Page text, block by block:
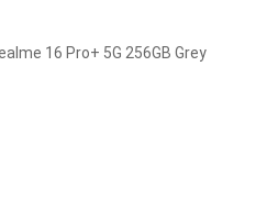
16 Pro+ 5G 256GB Grey